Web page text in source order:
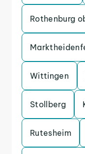
Rothenburg
Wittingen
Stollberg
Rutesheim